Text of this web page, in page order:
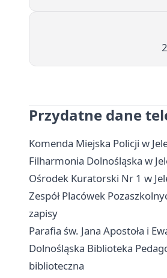
Przydatne dane
Komenda Miejska Policji w
Filharmonia Dolnośląska w
Ośrodek Kuratorski Nr 1 w
Zespół Placówek
zapisy
Parafia św. Jana Apostoła i
Dolnośląska Biblioteka
biblioteczna